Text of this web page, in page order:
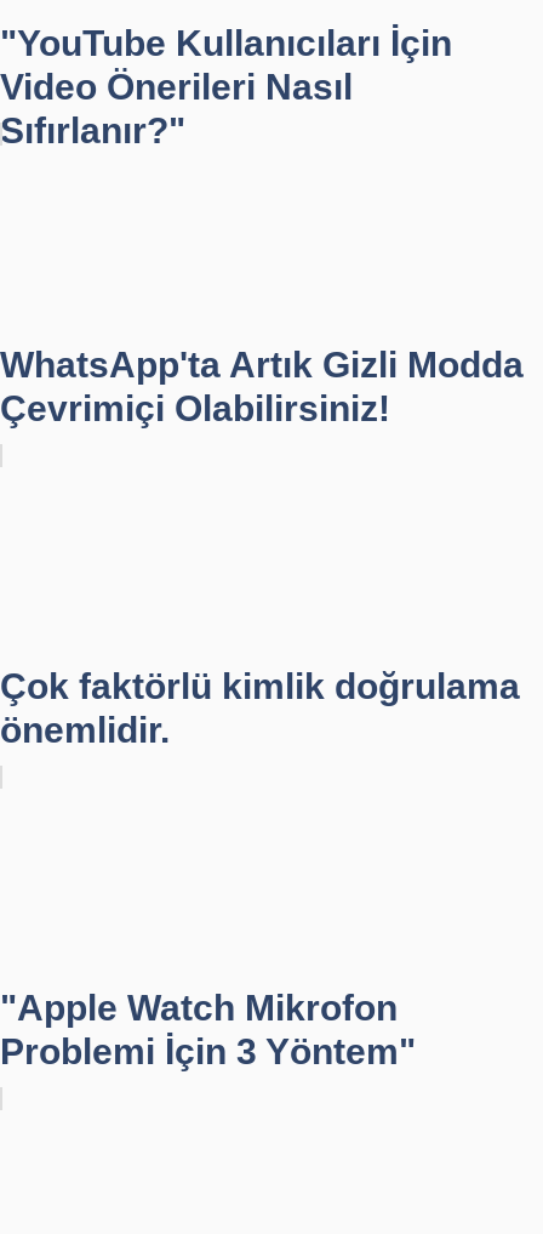
"YouTube Kullanıcıları İçin
Video Önerileri Nasıl
Sıfırlanır?"
WhatsApp'ta Artık Gizli Modda
Çevrimiçi Olabilirsiniz!
Çok faktörlü kimlik doğrulama
önemlidir.
"Apple Watch Mikrofon
Problemi İçin 3 Yöntem"